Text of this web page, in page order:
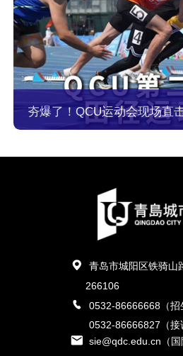
夯爆了！QCU运动会现场直
青岛市城阳区铁骑山
266106
0532-86666668（招
0532-86666827（接
sie@qdc.edu.cn（国